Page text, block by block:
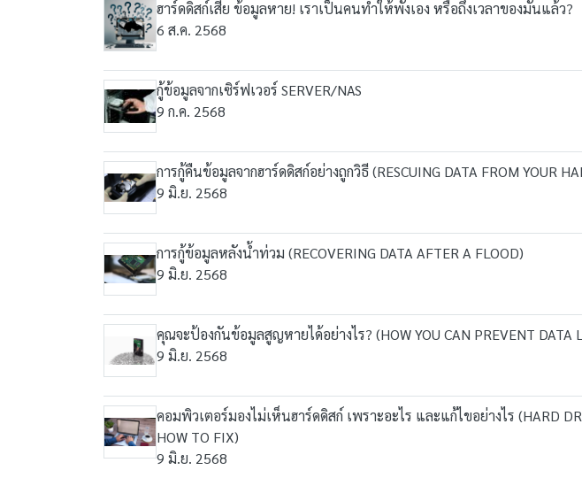
ฮาร์ดดิสก์เสีย ข้อมูลหาย! เราเป็นคนทำให้พังเอง หรือถึงเวลาของมันแล้ว?
6 ส.ค. 2568
กู้ข้อมูลจากเซิร์ฟเวอร์ SERVER/NAS
9 ก.ค. 2568
การกู้คืนข้อมูลจากฮาร์ดดิสก์อย่างถูกวิธี (RESCUING DATA FROM YOUR
9 มิ.ย. 2568
การกู้ข้อมูลหลังน้ำท่วม (RECOVERING DATA AFTER A FLOOD)
9 มิ.ย. 2568
คุณจะป้องกันข้อมูลสูญหายได้อย่างไร? (HOW YOU CAN PREVENT DATA
9 มิ.ย. 2568
คอมพิวเตอร์มองไม่เห็นฮาร์ดดิสก์ เพราะอะไร และแก้ไขอย่างไร (HARD
HOW TO FIX)
9 มิ.ย. 2568